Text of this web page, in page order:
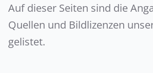
Auf dieser Seiten sind die
Quellen und Bildlizenzen
gelistet.